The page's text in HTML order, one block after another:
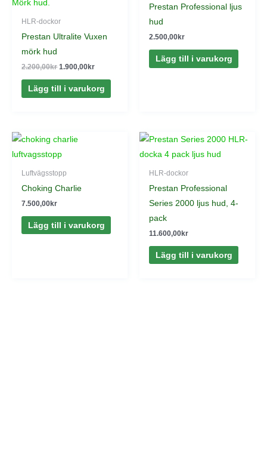
HLR-dockor
Prestan Ultralite Vuxen
mörk hud
2.200,00kr 1.900,00kr
Lägg till i varukorg
Prestan Professional ljus
hud
2.500,00kr
Lägg till i varukorg
Luftvägsstopp
Choking Charlie
7.500,00kr
Lägg till i varukorg
HLR-dockor
Prestan Professional
Series 2000 ljus hud, 4-
pack
11.600,00kr
Lägg till i varukorg